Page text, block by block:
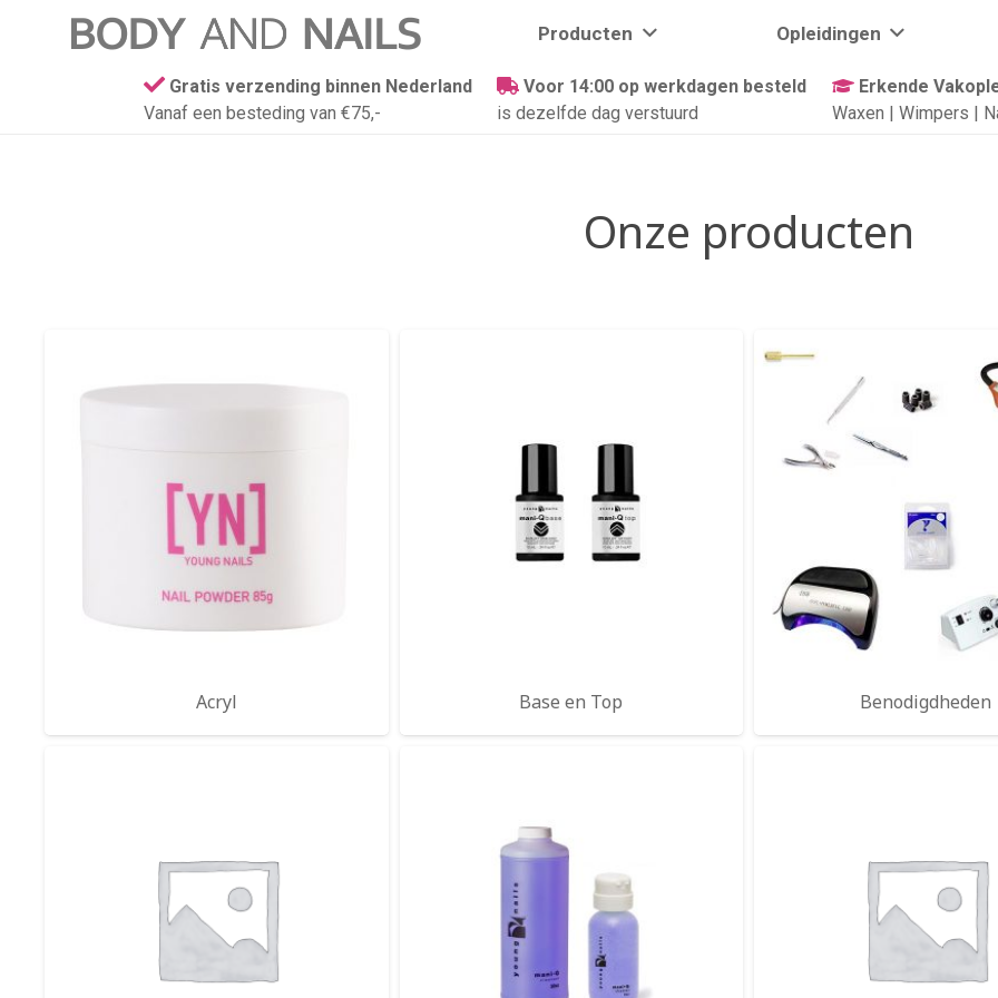
Producten Opleidingen
Gratis verzending binnen Nederland
Vanaf een besteding van €75,-
Voor 14:00 op werkdagen besteld
is dezelfde dag verstuurd
Erkende
Waxen | Wimpers |
Onze producten
Acryl Base en Top Benodigdheden